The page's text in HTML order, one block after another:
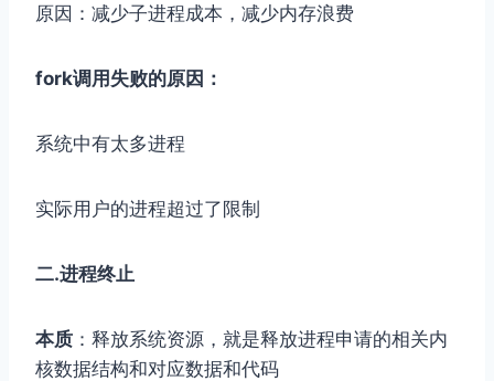
原因：减少子进程成本，减少内存浪费
fork调用失败的原因：
系统中有太多进程
实际用户的进程超过了限制
二.进程终止
本质 ：释放系统资源，就是释放进程申请的相关内
核数据结构和对应数据和代码